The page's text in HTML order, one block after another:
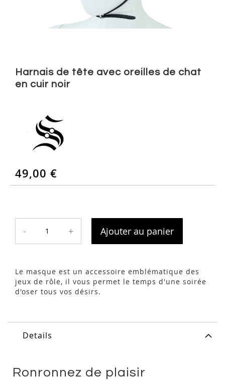
the
beginning
gallery
Harnais de tête avec oreilles de chat
en cuir noir
49,00 €
- + Ajouter au panier
Le masque est un accessoire emblématique des
jeux de rôle, il vous permet le temps d'une soirée
d'oser tous vos désirs.
Details
Ronronnez de plaisir